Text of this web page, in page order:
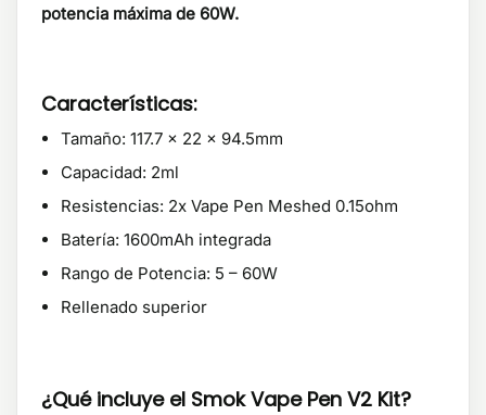
potencia máxima de 60W.
Características:
Tamaño: 117.7 x 22 x 94.5mm
Capacidad: 2ml
Resistencias: 2x Vape Pen Meshed 0.15ohm
Batería: 1600mAh integrada
Rango de Potencia: 5 – 60W
Rellenado superior
¿Qué incluye el Smok Vape Pen V2 Kit?